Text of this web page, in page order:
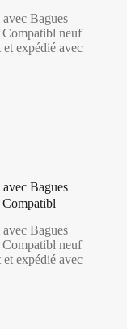
Bagues
Compatibl neuf
expédié avec
Bagues
Compatibl
Bagues
Compatibl neuf
expédié avec